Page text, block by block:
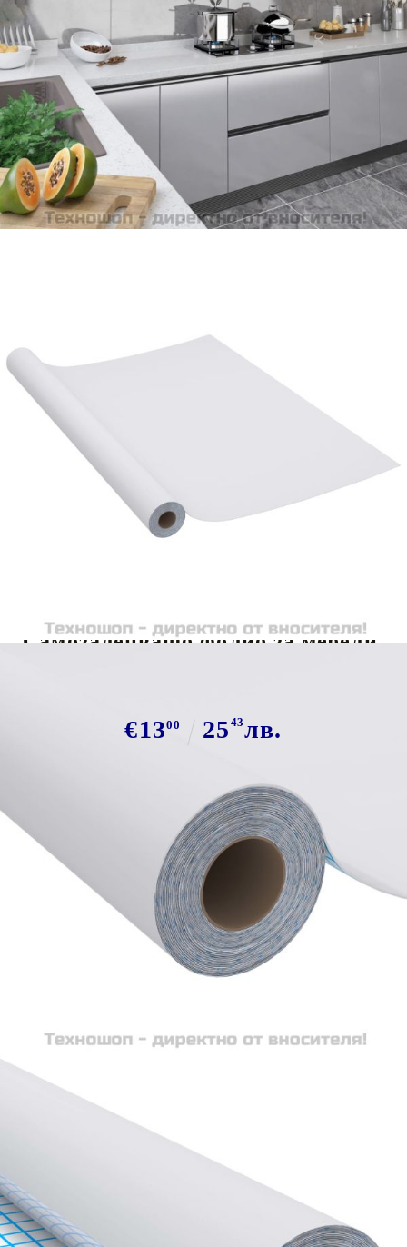
Сподели
Самозалепващо фолио за мебели,
€1300 25 43лв.
В наличност: 200 бр.
Време за доставка: 5 до 9 дни
Безплатна доставка до адрес при плащане по банков път
Сребристо със силен гланц
Купи на изплащане
Credit calculator
Самозалепващо фолио за мебели, сребрист гланц,
Please select credit institution
Extraction of information from credit institutions
Предоставената таблица е с информационна цел.
Добавете продукта в количката си с бутона "Добави в
количката" и при поръчка ще можете да изберете броя
вноски на кредита.